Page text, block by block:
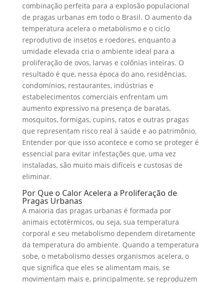
combinação perfeita para a explosão populacional
de pragas urbanas em todo o Brasil. O aumento da
temperatura acelera o metabolismo e o ciclo
reprodutivo de insetos e roedores, enquanto a
umidade elevada cria o ambiente ideal para a
proliferação de ovos, larvas e colônias inteiras. O
resultado é que, nessa época do ano, residências,
condomínios, restaurantes, indústrias e
estabelecimentos comerciais enfrentam um
aumento expressivo na presença de baratas,
mosquitos, formigas, cupins, ratos e outras pragas
que representam risco real à saúde e ao patrimônio.
Entender por que isso acontece e como se proteger é
essencial para evitar infestações que, uma vez
instaladas, são muito mais difíceis e custosas de
eliminar.
Por Que o Calor Acelera a Proliferação de
Pragas Urbanas
A maioria das pragas urbanas é formada por
animais ectotérmicos, ou seja, sua temperatura
corporal e seu metabolismo dependem diretamente
da temperatura do ambiente. Quando a temperatura
sobe, o metabolismo desses organismos acelera, o
que significa que eles se alimentam mais, se
movimentam mais e, principalmente, se reproduzem